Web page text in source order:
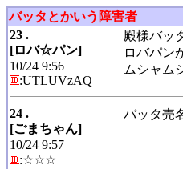
バッタとかいう障害者
23 .
[ロバ☆パン]
10/24 9:56
:UTLUVzAQ
殿様バッ
ロバパン
ムシャム
24 .
[ごまちゃん]
10/24 9:57
:☆☆☆
バッタ売